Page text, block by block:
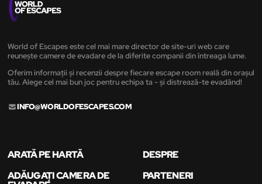
World of Escapes este cel mai mare director de site-uri web care
reunește camere de evadare de la diferite companii din întreaga lume.
Oferim informații și recenzii despre fiecare escape room reală din orașul
tău. Alege cel mai bun joc pentru echipa ta - și distrează-te evadând!
INFO@WORLDOFESCAPES.COM
ARATĂ PE HARTĂ
DESPRE
ADĂUGAȚI CAMERA DE
PARTENERI